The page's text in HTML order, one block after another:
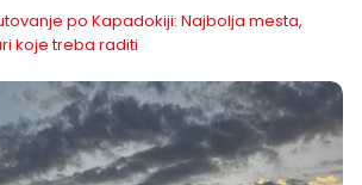
po Kapadokiji: Najbolja mesta,
koje treba raditi